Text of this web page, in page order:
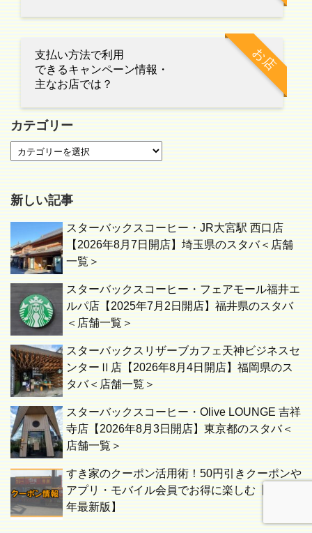
お店
支払い方法で利用
できるキャンペーン情報・
主なお店では？
カテゴリー
新しい記事
スターバックスコーヒー・JR大宮駅 西口店
【2026年8月7日開店】埼玉県のスタバ＜店舗
一覧＞
スターバックスコーヒー・フェアモール福井エ
ルパ店【2025年7月2日開店】福井県のスタバ
＜店舗一覧＞
スターバックスリザーブカフェ天神ビジネスセ
ンターⅡ店【2026年8月4日開店】福岡県のス
タバ＜店舗一覧＞
スターバックスコーヒー・Olive LOUNGE 吉祥
寺店【2026年8月3日開店】東京都のスタバ＜
店舗一覧＞
すき家のクーポン活用術！50円引きクーポンや
アプリ・モバイル会員でお得に楽しむ【2026
年最新版】